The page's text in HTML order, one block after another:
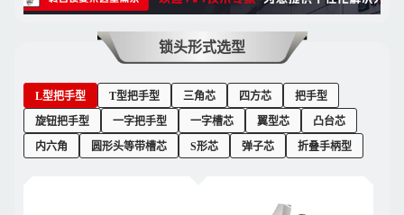
锁头形式选型
L型把手型 T型把手型 三角芯 四方芯
把手型
旋钮把手型
一字把手型 一字槽芯 翼型芯
凸台芯
内六角
圆形头等带槽芯 S形芯 弹子芯 折叠手柄型